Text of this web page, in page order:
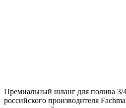
Премиальный шланг для полива 3/
российского производителя